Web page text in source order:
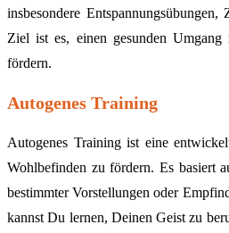
insbesondere
Ziel ist es, einen gesunden
fördern.
Autogenes Training
Autogenes Training ist eine
Wohlbefinden zu fördern. Es basiert
bestimmter Vorstellungen oder
kannst Du lernen, Deinen Geist zu